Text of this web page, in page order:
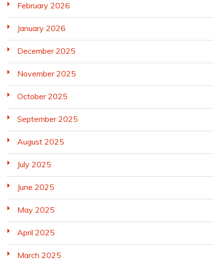
February 2026
January 2026
December 2025
November 2025
October 2025
September 2025
August 2025
July 2025
June 2025
May 2025
April 2025
March 2025